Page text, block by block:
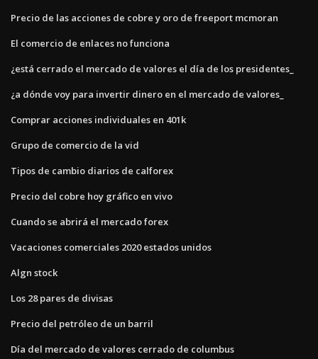
Precio de las acciones de cobre y oro de freeport mcmoran
El comercio de enlaces no funciona
¿está cerrado el mercado de valores el día de los presidentes_
¿a dónde voy para invertir dinero en el mercado de valores_
Comprar acciones individuales en 401k
Grupo de comercio de la vid
Tipos de cambio diarios de calforex
Precio del cobre hoy gráfico en vivo
Cuando se abrirá el mercado forex
Vacaciones comerciales 2020 estados unidos
Algn stock
Los 28 pares de divisas
Precio del petróleo de un barril
Día del mercado de valores cerrado de columbus